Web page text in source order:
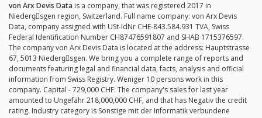
von Arx Devis Data is a company, that was registered 2017 in
Niedergِsgen region, Switzerland. Full name company: von Arx Devis
Data, company assigned with USt-IdNr CHE-843.584.931 TVA, Swiss
Federal Identification Number CH87476591807 and SHAB 1715376597.
The company von Arx Devis Data is located at the address: Hauptstrasse
67, 5013 Niedergِsgen. We bring you a complete range of reports and
documents featuring legal and financial data, facts, analysis and official
information from Swiss Registry. Weniger 10 persons work in this
company. Capital - 729,000 CHF. The company's sales for last year
amounted to Ungefähr 218,000,000 CHF, and that has Negativ the credit
rating. Industry category is Sonstige mit der Informatik verbundene